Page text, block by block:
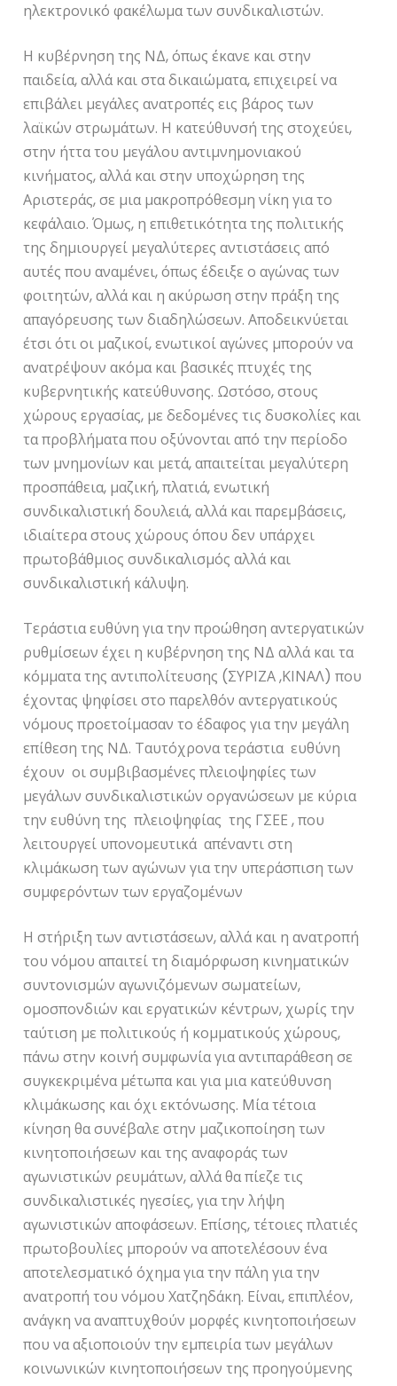
ηλεκτρονικό φακέλωμα των συνδικαλιστών.
Η κυβέρνηση της ΝΔ, όπως έκανε και στην
παιδεία, αλλά και στα δικαιώματα, επιχειρεί να
επιβάλει μεγάλες ανατροπές εις βάρος των
λαϊκών στρωμάτων. Η κατεύθυνσή της στοχεύει,
στην ήττα του μεγάλου αντιμνημονιακού
κινήματος, αλλά και στην υποχώρηση της
Αριστεράς, σε μια μακροπρόθεσμη νίκη για το
κεφάλαιο. Όμως, η επιθετικότητα της πολιτικής
της δημιουργεί μεγαλύτερες αντιστάσεις από
αυτές που αναμένει, όπως έδειξε ο αγώνας των
φοιτητών, αλλά και η ακύρωση στην πράξη της
απαγόρευσης των διαδηλώσεων. Αποδεικνύεται
έτσι ότι οι μαζικοί, ενωτικοί αγώνες μπορούν να
ανατρέψουν ακόμα και βασικές πτυχές της
κυβερνητικής κατεύθυνσης. Ωστόσο, στους
χώρους εργασίας, με δεδομένες τις δυσκολίες και
τα προβλήματα που οξύνονται από την περίοδο
των μνημονίων και μετά, απαιτείται μεγαλύτερη
προσπάθεια, μαζική, πλατιά, ενωτική
συνδικαλιστική δουλειά, αλλά και παρεμβάσεις,
ιδιαίτερα στους χώρους όπου δεν υπάρχει
πρωτοβάθμιος συνδικαλισμός αλλά και
συνδικαλιστική κάλυψη.
Τεράστια ευθύνη για την προώθηση αντεργατικών
ρυθμίσεων έχει η κυβέρνηση της ΝΔ αλλά και τα
κόμματα της αντιπολίτευσης (ΣΥΡΙΖΑ ,ΚΙΝΑΛ) που
έχοντας ψηφίσει στο παρελθόν αντεργατικούς
νόμους προετοίμασαν το έδαφος για την μεγάλη
επίθεση της ΝΔ. Ταυτόχρονα τεράστια ευθύνη
έχουν οι συμβιβασμένες πλειοψηφίες των
μεγάλων συνδικαλιστικών οργανώσεων με κύρια
την ευθύνη της πλειοψηφίας της ΓΣΕΕ , που
λειτουργεί υπονομευτικά απέναντι στη
κλιμάκωση των αγώνων για την υπεράσπιση των
συμφερόντων των εργαζομένων
Η στήριξη των αντιστάσεων, αλλά και η ανατροπή
του νόμου απαιτεί τη διαμόρφωση κινηματικών
συντονισμών αγωνιζόμενων σωματείων,
ομοσπονδιών και εργατικών κέντρων, χωρίς την
ταύτιση με πολιτικούς ή κομματικούς χώρους,
πάνω στην κοινή συμφωνία για αντιπαράθεση σε
συγκεκριμένα μέτωπα και για μια κατεύθυνση
κλιμάκωσης και όχι εκτόνωσης. Μία τέτοια
κίνηση θα συνέβαλε στην μαζικοποίηση των
κινητοποιήσεων και της αναφοράς των
αγωνιστικών ρευμάτων, αλλά θα πίεζε τις
συνδικαλιστικές ηγεσίες, για την λήψη
αγωνιστικών αποφάσεων. Επίσης, τέτοιες πλατιές
πρωτοβουλίες μπορούν να αποτελέσουν ένα
αποτελεσματικό όχημα για την πάλη για την
ανατροπή του νόμου Χατζηδάκη. Είναι, επιπλέον,
ανάγκη να αναπτυχθούν μορφές κινητοποιήσεων
που να αξιοποιούν την εμπειρία των μεγάλων
κοινωνικών κινητοποιήσεων της προηγούμενης